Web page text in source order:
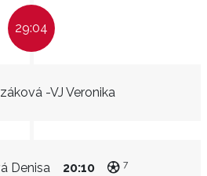
29:04
-VJ Veronika
Denisa 20:10 7